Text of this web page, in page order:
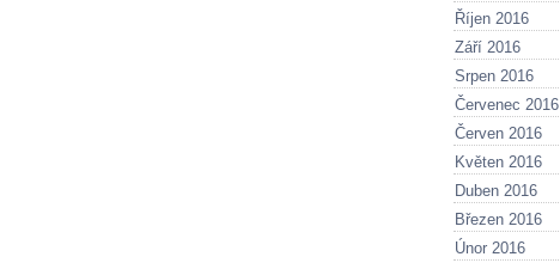
Říjen 2016
Září 2016
Srpen 2016
Červenec 2016
Červen 2016
Květen 2016
Duben 2016
Březen 2016
Únor 2016